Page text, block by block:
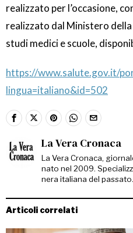
realizzato per l’occasione,
realizzato dal Ministero
studi medici e scuole,
https://www.salute.gov.it/
lingua=italiano&id=502
La Vera Cronaca
La Vera Cronaca,
nato nel 2009.
nera italiana del passato.
Articoli correlati